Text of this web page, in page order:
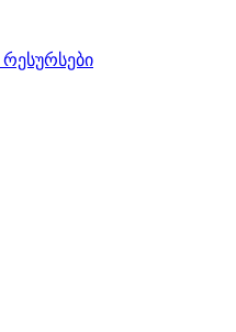
რესურსები